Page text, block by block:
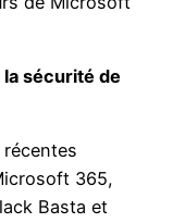
sécurité de
365,
Basta et